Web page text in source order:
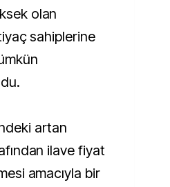
olan
sahiplerine
artan
ilave fiyat
amacıyla bir